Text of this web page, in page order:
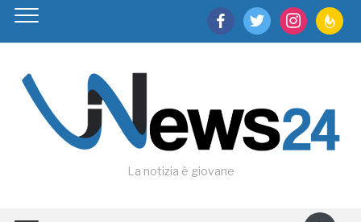
facebooktwitter instagram
La notizia è giovane